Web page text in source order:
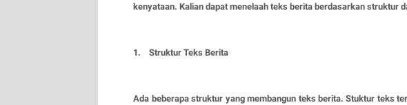
kenyataan. Kalian dapat menelaah teks berita berdasarkan struktur
1. Struktur Teks Berita
Ada beberapa struktur yang membangun teks berita. Stuktur teks